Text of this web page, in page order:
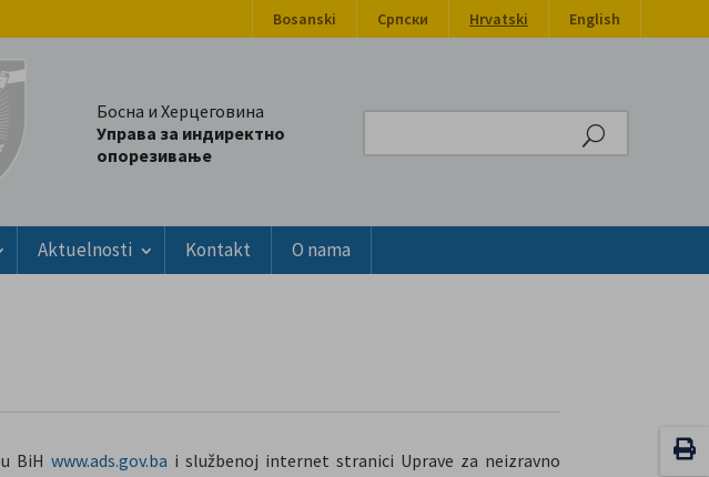
Bosanski Српски Hrvatski English
Босна и Херцеговина
Управа за индиректно
опорезивање
Aktuelnosti Kontakt O nama
BiH www.ads.gov.ba i službenoj internet stranici Uprave za neizravno